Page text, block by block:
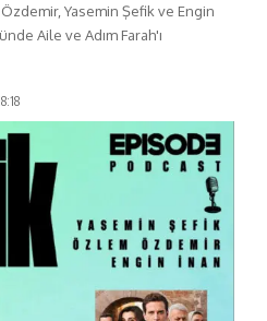
Yasemin Şefik ve Engin
Aile ve Adım Farah'ı